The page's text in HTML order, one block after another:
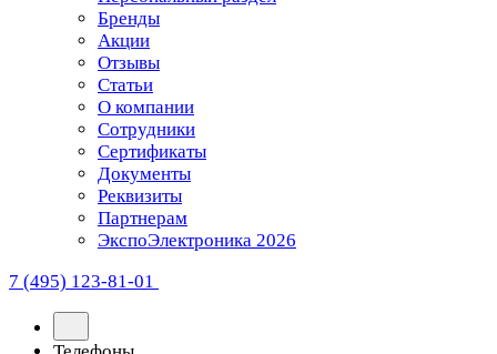
Бренды
Акции
Отзывы
Статьи
О компании
Сотрудники
Сертификаты
Документы
Реквизиты
Партнерам
ЭкспоЭлектроника 2026
7 (495) 123-81-01